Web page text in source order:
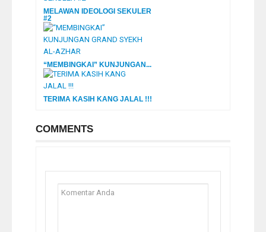
MELAWAN IDEOLOGI SEKULER
#2
“MEMBINGKAI” KUNJUNGAN...
TERIMA KASIH KANG JALAL !!!
COMMENTS